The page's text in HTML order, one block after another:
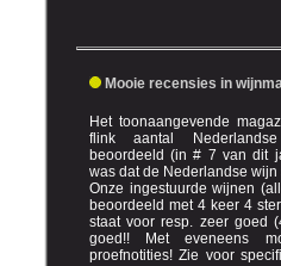
Mooie
Het toonaangevende
flink aantal Nederlandse wijnen geproefd en
beoordeeld (in # 7 van dit jaar). De algemene opinie
Onze ingestuurde wijnen
beoordeeld met 4 keer 4
staat voor resp. zeer goed
goed!! Met eveneens
proefnotities! Zie voor specifieke beoordelingen onder